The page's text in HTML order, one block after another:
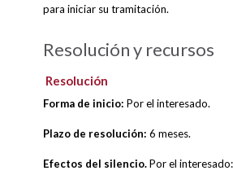
para iniciar su tramitación.
Resolución y recursos
Resolución
Forma de inicio:Por el interesado.
Plazo de resolución:6 meses.
Efectos del silencio.Por el